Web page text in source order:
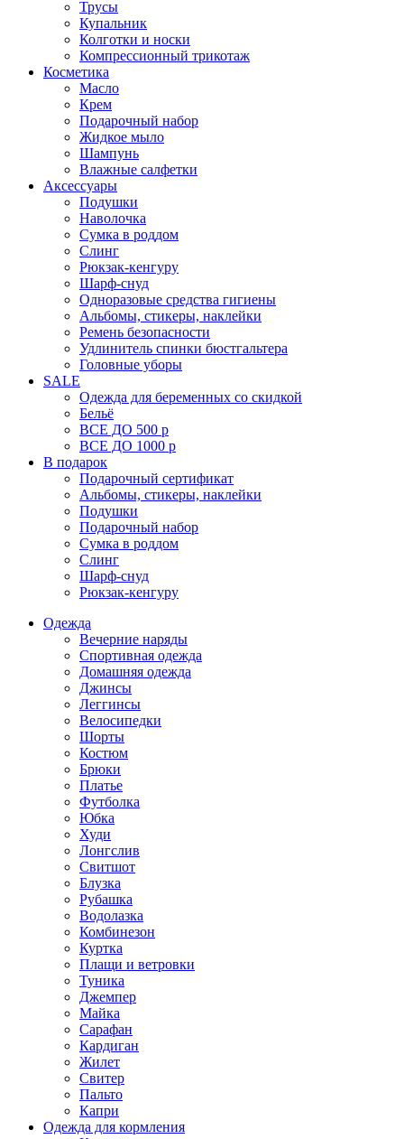
Трусы
Купальник
Колготки и носки
Компрессионный трикотаж
Косметика
Масло
Крем
Подарочный набор
Жидкое мыло
Шампунь
Влажные салфетки
Аксессуары
Подушки
Наволочка
Сумка в роддом
Cлинг
Рюкзак-кенгуру
Шарф-снуд
Одноразовые средства гигиены
Альбомы, стикеры, наклейки
Ремень безопасности
Удлинитель спинки бюстгальтера
Головные уборы
SALE
Одежда для беременных со скидкой
Бельё
ВСЕ ДО 500 р
ВСЕ ДО 1000 р
В подарок
Подарочный сертификат
Альбомы, стикеры, наклейки
Подушки
Подарочный набор
Сумка в роддом
Слинг
Шарф-снуд
Рюкзак-кенгуру
Одежда
Вечерние наряды
Спортивная одежда
Домашняя одежда
Джинсы
Леггинсы
Велосипедки
Шорты
Костюм
Брюки
Платье
Футболка
Юбка
Худи
Лонгслив
Свитшот
Блузка
Рубашка
Водолазка
Комбинезон
Куртка
Плащи и ветровки
Туника
Джемпер
Майка
Сарафан
Кардиган
Жилет
Свитер
Пальто
Капри
Одежда для кормления